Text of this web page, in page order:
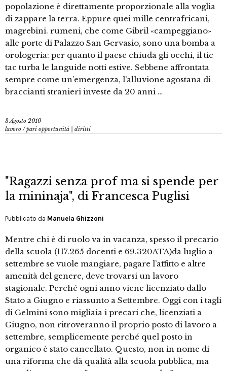
popolazione è direttamente proporzionale alla voglia
di zappare la terra. Eppure quei mille centrafricani,
magrebini. rumeni, che come Gibril «campeggiano»
alle porte di Palazzo San Gervasio, sono una bomba a
orologeria: per quanto il paese chiuda gli occhi, il tic
tac turba le languide notti estive. Sebbene affrontata
sempre come un’emergenza, l’alluvione agostana di
braccianti stranieri investe da 20 anni …
3 Agosto 2010
lavoro /pari opportunità | diritti
"Ragazzi senza prof ma si spende per
la mininaja", di Francesca Puglisi
Pubblicato da Manuela Ghizzoni
Mentre chi è di ruolo va in vacanza, spesso il precario
della scuola (117.265 docenti e 69.320ATA)da luglio a
settembre se vuole mangiare, pagare l’affitto e altre
amenità del genere, deve trovarsi un lavoro
stagionale. Perché ogni anno viene licenziato dallo
Stato a Giugno e riassunto a Settembre. Oggi con i tagli
di Gelmini sono migliaia i precari che, licenziati a
Giugno, non ritroveranno il proprio posto di lavoro a
settembre, semplicemente perché quel posto in
organico è stato cancellato. Questo, non in nome di
una riforma che dà qualità alla scuola pubblica, ma